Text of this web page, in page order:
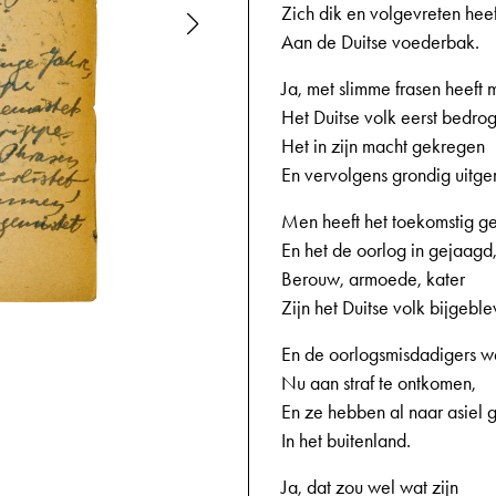
Zich dik en volgevreten
Aan de Duitse voederbak.
Ja, met slimme frasen heeft
Het Duitse volk eerst
Het in zijn macht gekregen
En vervolgens grondig
Men heeft het toekomstig
En het de oorlog in gejaagd,
Berouw, armoede, kater
Zijn het Duitse volk
En de oorlogsmisdadigers
Nu aan straf te ontkomen,
En ze hebben al naar asiel
In het buitenland.
Ja, dat zou wel wat zijn